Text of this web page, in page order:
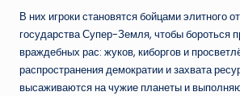
В них игроки становятся бойцами элитного
государства Супер-Земля, чтобы бороться
враждебных рас: жуков, киборгов и
распространения демократии и захвата
высаживаются на чужие планеты и